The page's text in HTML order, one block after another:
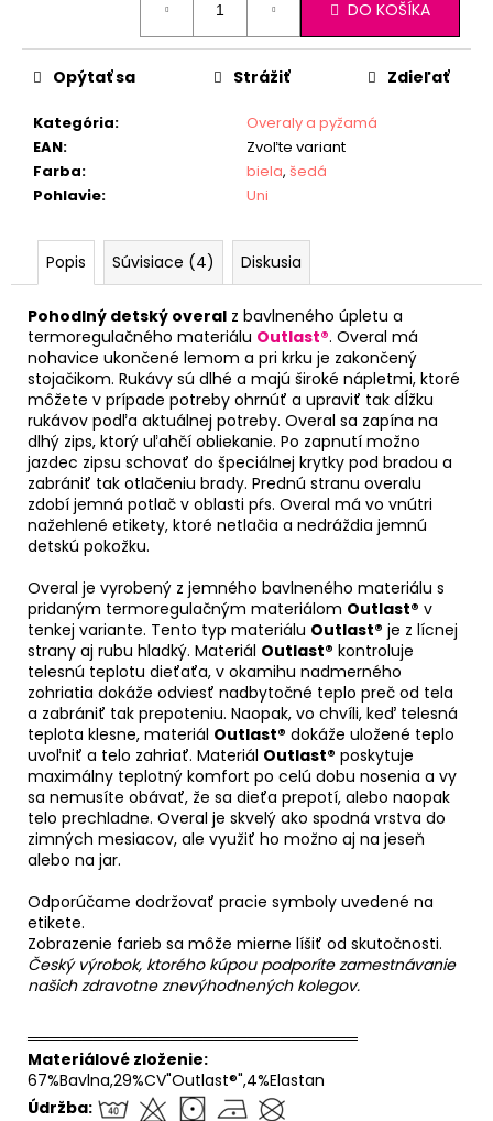
DO KOŠÍKA
Kategória:
Overaly a pyžamá
EAN:
Zvoľte variant
Farba: biela, šedá
Pohlavie: Uni
Opýtať sa Strážiť Zdieľať
Popis Súvisiace (4) Diskusia
Pohodlný detský overal z bavlneného úpletu a
termoregulačného materiálu Outlast®. Overal má
nohavice ukončené lemom a pri krku je zakončený
stojačikom. Rukávy sú dlhé a majú široké nápletmi, ktoré
môžete v prípade potreby ohrnúť a upraviť tak dĺžku
rukávov podľa aktuálnej potreby. Overal sa zapína na
dlhý zips, ktorý uľahčí obliekanie. Po zapnutí možno
jazdec zipsu schovať do špeciálnej krytky pod bradou a
zabrániť tak otlačeniu brady. Prednú stranu overalu
zdobí jemná potlač v oblasti pŕs. Overal má vo vnútri
nažehlené etikety, ktoré netlačia a nedráždia jemnú
detskú pokožku.
Overal je vyrobený z jemného bavlneného materiálu s
pridaným termoregulačným materiálom Outlast® v
tenkej variante. Tento typ materiálu Outlast® je z lícnej
strany aj rubu hladký. Materiál Outlast® kontroluje
telesnú teplotu dieťaťa, v okamihu nadmerného
zohriatia dokáže odviesť nadbytočné teplo preč od tela
a zabrániť tak prepoteniu. Naopak, vo chvíli, keď telesná
teplota klesne, materiál Outlast® dokáže uložené teplo
uvoľniť a telo zahriať. Materiál Outlast® poskytuje
maximálny teplotný komfort po celú dobu nosenia a vy
sa nemusíte obávať, že sa dieťa prepotí, alebo naopak
telo prechladne. Overal je skvelý ako spodná vrstva do
zimných mesiacov, ale využiť ho možno aj na jeseň
alebo na jar.
Odporúčame dodržovať pracie symboly uvedené na
etikete.
Zobrazenie farieb sa môže mierne líšiť od skutočnosti.
Český výrobok, ktorého kúpou podporíte zamestnávanie
našich zdravotne znevýhodnených kolegov.
══════════════════════════════
Materiálové zloženie:
67%Bavlna,29%CV"Outlast®",4%Elastan
Údržba: